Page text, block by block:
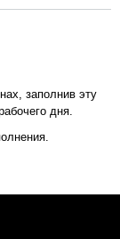
заполнив эту
дня.